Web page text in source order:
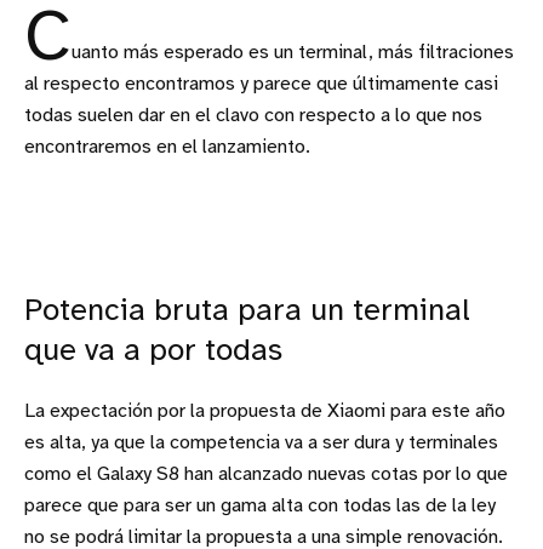
Cuanto más esperado es un terminal, más filtraciones
al respecto encontramos y parece que últimamente casi
todas suelen dar en el clavo con respecto a lo que nos
encontraremos en el lanzamiento.
Potencia bruta para un terminal
que va a por todas
La expectación por la propuesta de Xiaomi para este año
es alta, ya que la competencia va a ser dura y terminales
como el Galaxy S8 han alcanzado nuevas cotas por lo que
parece que para ser un gama alta con todas las de la ley
no se podrá limitar la propuesta a una simple renovación.